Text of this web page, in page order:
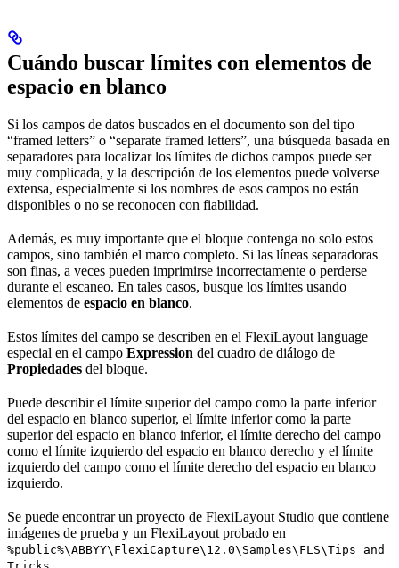
Cuándo buscar límites con elementos de
espacio en blanco
Si los campos de datos buscados en el documento son del tipo
“framed letters” o “separate framed letters”, una búsqueda basada en
separadores para localizar los límites de dichos campos puede ser
muy complicada, y la descripción de los elementos puede volverse
extensa, especialmente si los nombres de esos campos no están
disponibles o no se reconocen con fiabilidad.
Además, es muy importante que el bloque contenga no solo estos
campos, sino también el marco completo. Si las líneas separadoras
son finas, a veces pueden imprimirse incorrectamente o perderse
durante el escaneo. En tales casos, busque los límites usando
elementos de espacio en blanco.
Estos límites del campo se describen en el FlexiLayout language
especial en el campo Expression del cuadro de diálogo de
Propiedades del bloque.
Puede describir el límite superior del campo como la parte inferior
del espacio en blanco superior, el límite inferior como la parte
superior del espacio en blanco inferior, el límite derecho del campo
como el límite izquierdo del espacio en blanco derecho y el límite
izquierdo del campo como el límite derecho del espacio en blanco
izquierdo.
Se puede encontrar un proyecto de FlexiLayout Studio que contiene
imágenes de prueba y un FlexiLayout probado en
%public%\ABBYY\FlexiCapture\12.0\Samples\FLS\Tips and